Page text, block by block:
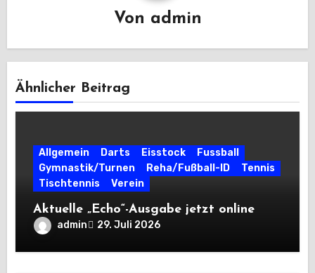
Von admin
Ähnlicher Beitrag
Allgemein Darts Eisstock
Fussball
Gymnastik/Turnen
Reha/Fußball-ID
Tennis
Tischtennis
Verein
Aktuelle „Echo“-Ausgabe jetzt online
admin 29. Juli 2026